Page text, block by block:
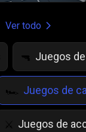
Ver todo
🔫 Juegos
🏎️ Juegos de
⚔️ Juegos de